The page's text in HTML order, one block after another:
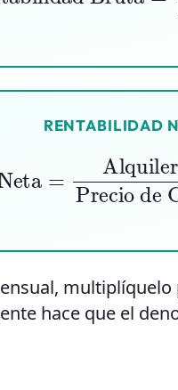
RENTABILIDAD
Alquiler Anual−
Costes de
hace que el